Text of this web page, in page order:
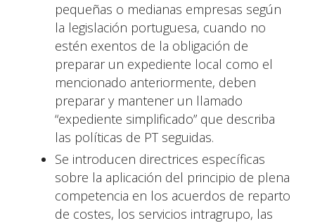
pequeñas o medianas empresas según
la legislación portuguesa, cuando no
estén exentos de la obligación de
preparar un expediente local como el
mencionado anteriormente, deben
preparar y mantener un llamado
“expediente simplificado” que describa
las políticas de PT seguidas.
Se introducen directrices específicas
sobre la aplicación del principio de plena
competencia en los acuerdos de reparto
de costes, los servicios intragrupo, las